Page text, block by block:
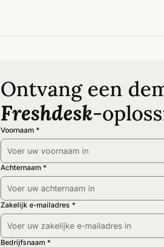
Ontvang een
Freshdesk-
Voornaam
Achternaam
Zakelijk e-mailadres
Bedrijfsnaam